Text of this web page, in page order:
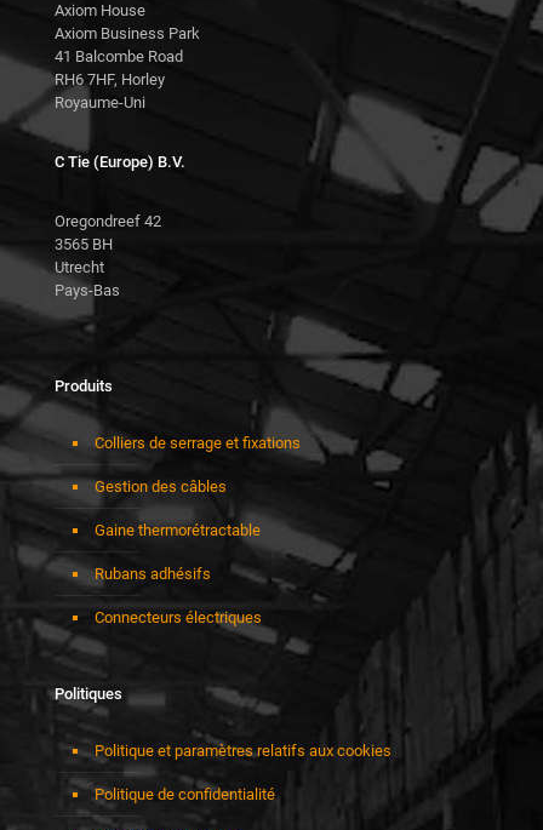
Axiom House
Axiom Business Park
41 Balcombe Road
RH6 7HF, Horley
Royaume-Uni
C Tie (Europe) B.V.
Oregondreef 42
3565 BH
Utrecht
Pays-Bas
Produits
Colliers de serrage et fixations
Gestion des câbles
Gaine thermorétractable
Rubans adhésifs
Connecteurs électriques
Politiques
Politique et paramètres relatifs aux cookies
Politique de confidentialité